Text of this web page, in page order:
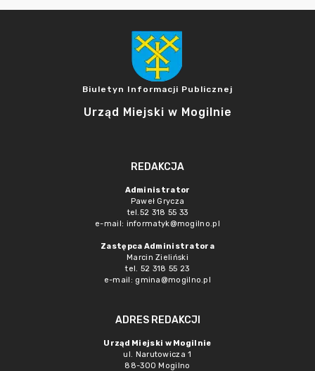
Biuletyn Informacji Publicznej
Urząd Miejski w Mogilnie
REDAKCJA
Administrator
Paweł Grycza
tel.52 318 55 33
e-mail: informatyk@mogilno.pl
Zastępca Administratora
Marcin Zieliński
tel. 52 318 55 23
e-mail: gmina@mogilno.pl
ADRES REDAKCJI
Urząd Miejski w Mogilnie
ul. Narutowicza 1
88-300 Mogilno